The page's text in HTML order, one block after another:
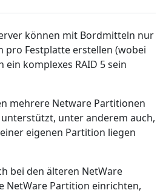
können mit Bordmitteln nur
pro Festplatte erstellen (wobei
ein komplexes RAID 5 sein
mehrere Netware Partitionen
unter anderem auch,
eigenen Partition liegen
bei den älteren NetWare
NetWare Partition einrichten,